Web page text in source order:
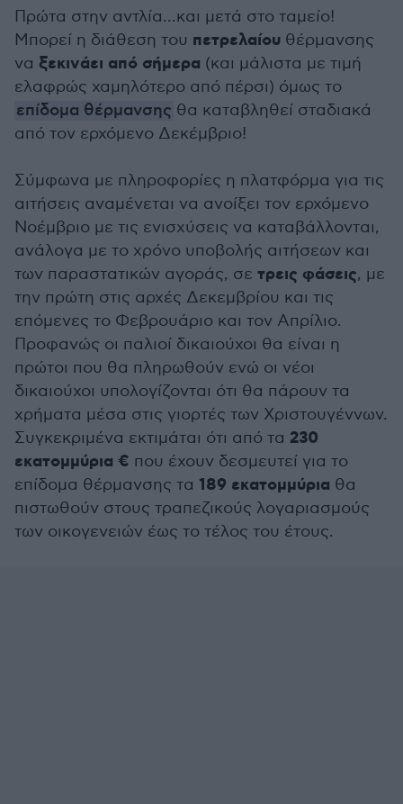
Πρώτα στην αντλία...και μετά στο ταμείο!
Μπορεί η διάθεση του πετρελαίου θέρμανσης
να ξεκινάει από σήμερα (και μάλιστα με τιμή
ελαφρώς χαμηλότερο από πέρσι) όμως το
επίδομα θέρμανσης θα καταβληθεί σταδιακά
από τον ερχόμενο Δεκέμβριο!
Σύμφωνα με πληροφορίες η πλατφόρμα για τις
αιτήσεις αναμένεται να ανοίξει τον ερχόμενο
Νοέμβριο με τις ενισχύσεις να καταβάλλονται,
ανάλογα με το χρόνο υποβολής αιτήσεων και
των παραστατικών αγοράς, σε τρεις φάσεις, με
την πρώτη στις αρχές Δεκεμβρίου και τις
επόμενες το Φεβρουάριο και τον Απρίλιο.
Προφανώς οι παλιοί δικαιούχοι θα είναι η
πρώτοι που θα πληρωθούν ενώ οι νέοι
δικαιούχοι υπολογίζονται ότι θα πάρουν τα
χρήματα μέσα στις γιορτές των Χριστουγέννων.
Συγκεκριμένα εκτιμάται ότι από τα 230
εκατομμύρια € που έχουν δεσμευτεί για το
επίδομα θέρμανσης τα 189 εκατομμύρια θα
πιστωθούν στους τραπεζικούς λογαριασμούς
των οικογενειών έως το τέλος του έτους.